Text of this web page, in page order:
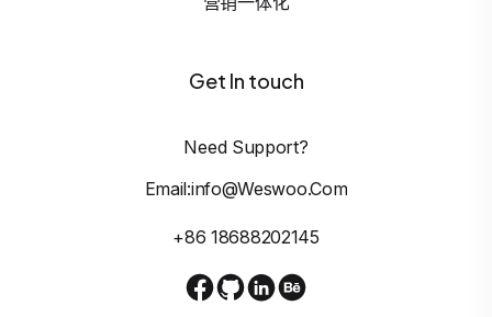
Get In touch
Need Support?
Email:info@weswoo.com
+86 18688202145